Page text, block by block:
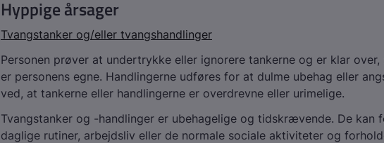
Hyppige årsager
Tvangstanker og/eller tvangshandlinger
Personen prøver at undertrykke eller ignorere tankerne og er klar over,
er personens egne. Handlingerne udføres for at dulme ubehag eller
ved, at tankerne eller handlingerne er overdrevne eller urimelige.
Tvangstanker og -handlinger er ubehagelige og tidskrævende. De kan
daglige rutiner, arbejdsliv eller de normale sociale aktiviteter og